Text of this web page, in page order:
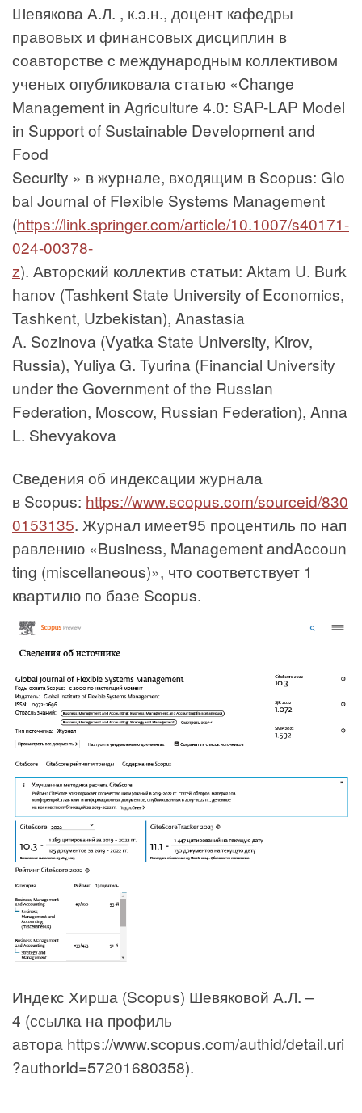
Шевякова А.Л. , к.э.н., доцент кафедры
правовых и финансовых дисциплин в
соавторстве с международным коллективом
ученых опубликовала статью «Change
Management in Agriculture 4.0: SAP-LAP Model
in Support of Sustainable Development and
Food
Security » в журнале, входящим в Scopus: Glo
bal Journal of Flexible Systems Management
(https://link.springer.com/article/10.1007/s40171-
024-00378-
z). Авторский коллектив статьи: Aktam U. Burk
hanov (Tashkent State University of Economics,
Tashkent, Uzbekistan), Anastasia
A. Sozinova (Vyatka State University, Kirov,
Russia), Yuliya G. Tyurina (Financial University
under the Government of the Russian
Federation, Moscow, Russian Federation), Anna
L. Shevyakova
Сведения об индексации журнала
в Scopus: https://www.scopus.com/sourceid/830
0153135. Журнал имеет95 процентиль по нап
равлению «Business, Management andAccoun
ting (miscellaneous)», что соответствует 1
квартилю по базе Scopus.
Индекс Хирша (Scopus) Шевяковой А.Л. –
4 (ссылка на профиль
автора https://www.scopus.com/authid/detail.uri
?authorId=57201680358).